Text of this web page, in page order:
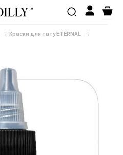
Краски для тату ETERNAL